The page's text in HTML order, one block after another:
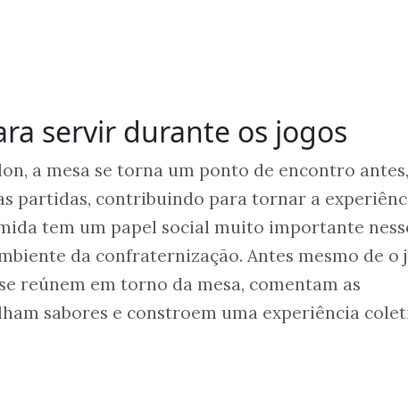
servir durante os jogos
a mesa se torna um ponto de encontro antes,
partidas, contribuindo para tornar a
tem um papel social muito importante
da confraternização. Antes mesmo de o
reúnem em torno da mesa, comentam as
sabores e constroem uma experiência